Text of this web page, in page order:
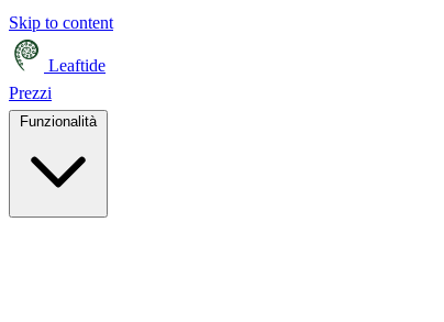
Skip to content
Leaftide
Prezzi
Funzionalità